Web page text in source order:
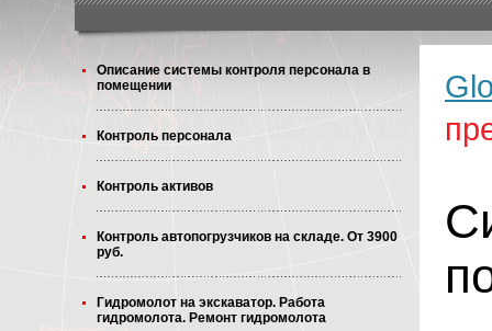
Описание системы контроля персонала в
помещении
Контроль персонала
Контроль активов
Контроль автопогрузчиков на складе. От 3900
руб.
Гидромолот на экскаватор. Работа
гидромолота. Ремонт гидромолота